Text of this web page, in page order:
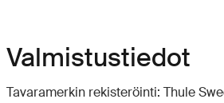
Valmistustiedot
Tavaramerkin rekisteröinti: Thule